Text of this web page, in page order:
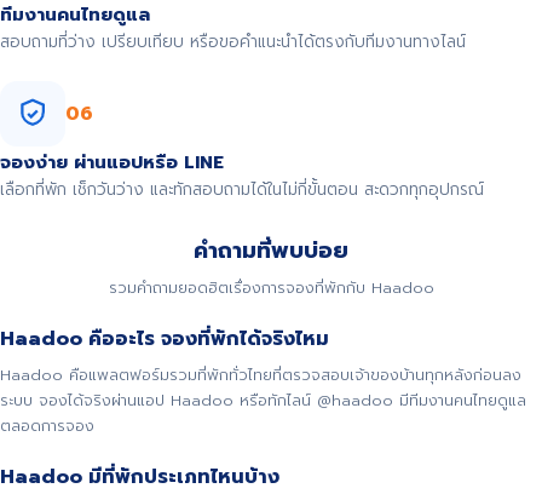
ทีมงานคนไทยดูแล
สอบถามที่ว่าง เปรียบเทียบ หรือขอคำแนะนำได้ตรงกับทีมงานทางไลน์
06
จองง่าย ผ่านแอปหรือ LINE
เลือกที่พัก เช็กวันว่าง และทักสอบถามได้ในไม่กี่ขั้นตอน สะดวกทุกอุปกรณ์
คำถามที่พบบ่อย
รวมคำถามยอดฮิตเรื่องการจองที่พักกับ Haadoo
Haadoo คืออะไร จองที่พักได้จริงไหม
Haadoo คือแพลตฟอร์มรวมที่พักทั่วไทยที่ตรวจสอบเจ้าของบ้านทุกหลังก่อนลง
ระบบ จองได้จริงผ่านแอป Haadoo หรือทักไลน์ @haadoo มีทีมงานคนไทยดูแล
ตลอดการจอง
Haadoo มีที่พักประเภทไหนบ้าง